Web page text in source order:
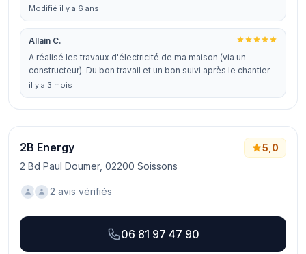
Modifié il y a 6 ans
Allain C.
A réalisé les travaux d'électricité de ma maison (via un
constructeur). Du bon travail et un bon suivi après le chantier
il y a 3 mois
2B Energy
2 Bd Paul Doumer, 02200 Soissons
5,0
2 avis vérifiés
06 81 97 47 90